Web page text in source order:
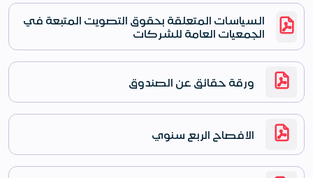
السياسات المتعلقة بحقوق التصويت المتبعة في
الجمعيات العامة للشركات
ورقة حقائق عن الصندوق
الافصاح الربع سنوي